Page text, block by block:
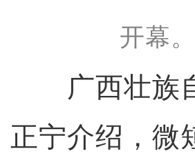
开幕
广西壮族自
正宁介绍，微